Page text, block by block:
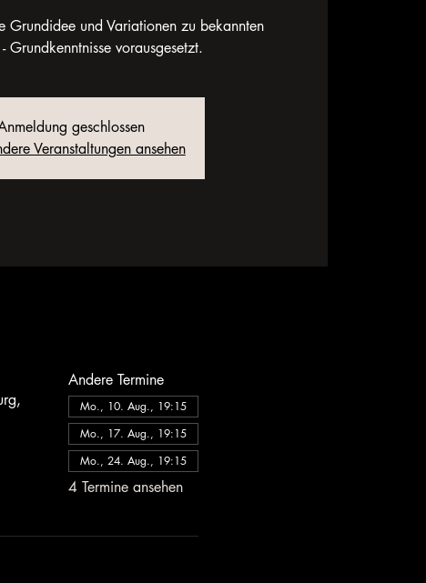
Grundidee und Variationen zu bekannten
Grundkenntnisse vorausgesetzt.
geschlossen
Veranstaltungen ansehen
Andere Termine
Mo., 10. Aug., 19:15
Mo., 17. Aug., 19:15
Mo., 24. Aug., 19:15
4 Termine ansehen